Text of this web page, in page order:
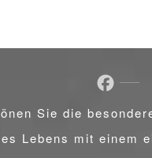
Sie die
Lebens mit einem